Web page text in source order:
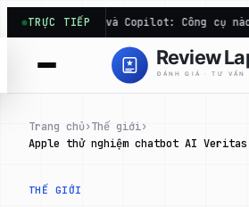
Chuyển
đến
phần
TRỰC TIẾP
Code và Copilot: Công cụ nào sửa
Trang chủ›Thế giới›
Apple thử nghiệm chatbot AI Veritas
THẾ GIỚI